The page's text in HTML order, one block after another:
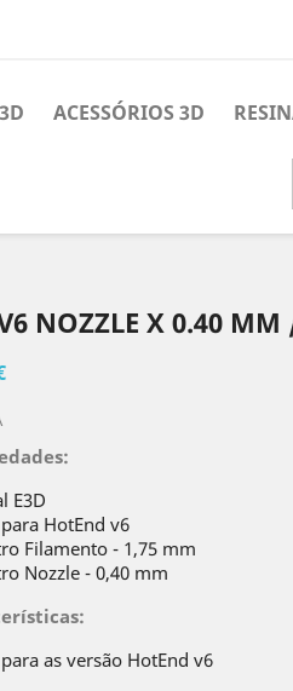
ACESSÓRIOS 3D
NOZZLE X 0.40
E3D
HotEnd v6
Filamento - 1,75 mm
Nozzle - 0,40 mm
:
as versão HotEnd v6